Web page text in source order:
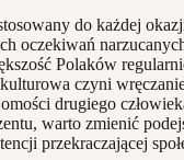
do każdej
oczekiwań
Polaków
czyni
drugiego
warto zmienić
przekraczającej